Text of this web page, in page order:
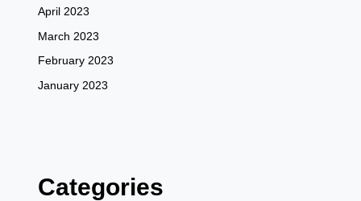
April 2023
March 2023
February 2023
January 2023
Categories